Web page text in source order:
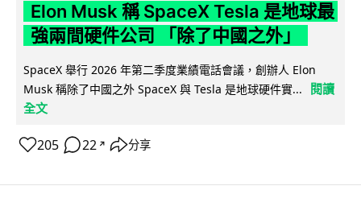
Elon Musk 稱 SpaceX Tesla 是地球最
強兩間硬件公司 「除了中國之外」
SpaceX 舉行 2026 年第二季度業績電話會議，創辦人 Elon
Musk 稱除了中國之外 SpaceX 與 Tesla 是地球硬件實...
閱讀
全文
205 22 ↗ 分享